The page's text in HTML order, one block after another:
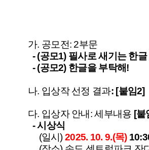
가. 공모전: 2부문
- (공모1) 필사로 새기는 한글
- (공모2) 한글을 부탁해!
나. 입상작 선정 결과: [붙임2]
다. 입상자 안내: 세부내용 [붙
- 시상식
(일시) 2025. 10. 9.(목)